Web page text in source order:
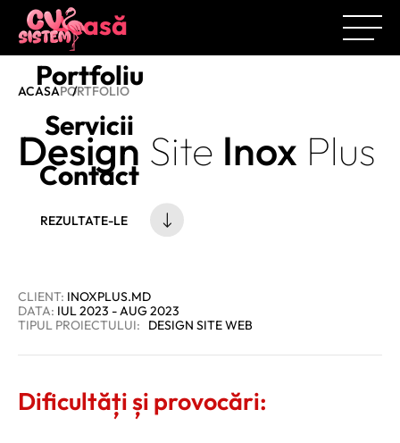
Acasă
Portfoliu
Servicii
Contact
ACASAPORTFOLIO
Design Site Inox Plus
REZULTATE-LE
CLIENT: INOXPLUS.MD
DATA: IUL 2023 - AUG 2023
TIPUL PROIECTULUI:
DESIGN SITE WEB
Dificultăți și provocări: